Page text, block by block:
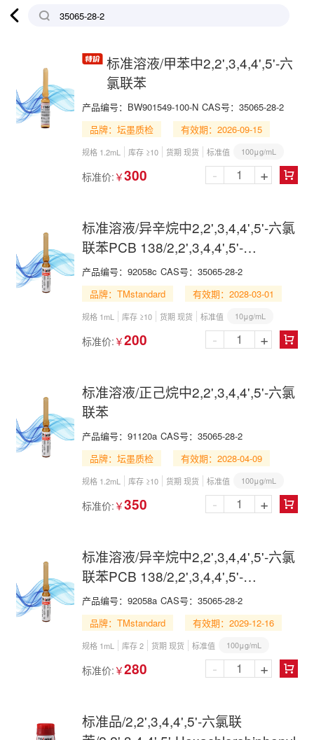

标准溶液/甲苯中2,2',3,4,4',5'-六
氯联苯
产品编号： BW901549-100-N CAS号： 35065-28-2
品牌：坛墨质检
有效期：2026-09-15
规格 1.2mL 库存 ≥10 货期 现货 标准值 100μg/mL
标准价: ￥300 
- +
标准溶液/异辛烷中2,2',3,4,4',5'-六氯
联苯PCB 138/2,2',3,4,4',5'-
Hexachlorobiphenyl in Isooctane
产品编号： 92058c CAS号： 35065-28-2
品牌：TMstandard
有效期：2028-03-01
规格 1mL 库存 ≥10 货期 现货 标准值 10μg/mL
标准价: ￥200 
- +
标准溶液/正己烷中2,2',3,4,4',5'-六氯
联苯
产品编号： 91120a CAS号： 35065-28-2
品牌：坛墨质检
有效期：2028-04-09
规格 1.2mL 库存 ≥10 货期 现货 标准值 100μg/mL
标准价: ￥350 
- +
标准溶液/异辛烷中2,2',3,4,4',5'-六氯
联苯PCB 138/2,2',3,4,4',5'-
Hexachlorobiphenyl in Isooctane
产品编号： 92058a CAS号： 35065-28-2
品牌：TMstandard
有效期：2029-12-16
规格 1mL 库存 2 货期 现货 标准值 100μg/mL
标准价: ￥280 
- +
标准品/2,2',3,4,4',5'-六氯联